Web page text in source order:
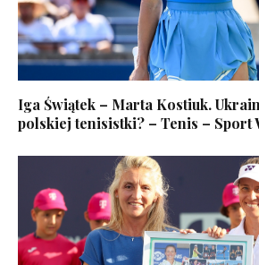
Iga Świątek – Marta Kostiuk.
polskiej tenisistki? – Tenis – Sport